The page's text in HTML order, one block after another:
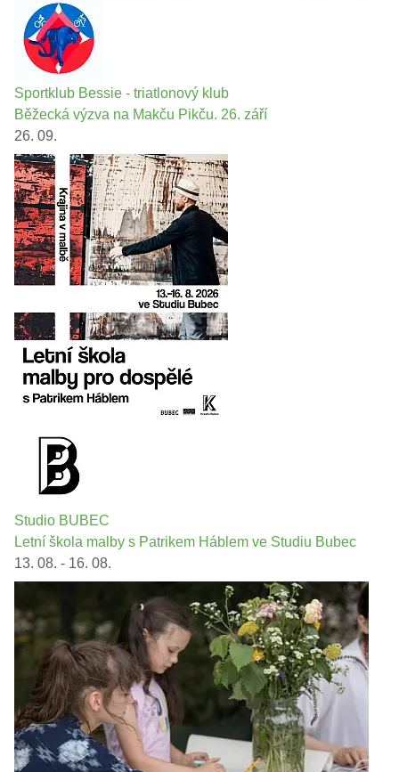
Sportklub Bessie - triatlonový klub
Běžecká výzva na Makču Pikču. 26. září
26. 09.
Studio BUBEC
Letní škola malby s Patrikem Háblem ve Studiu Bubec
13. 08. - 16. 08.